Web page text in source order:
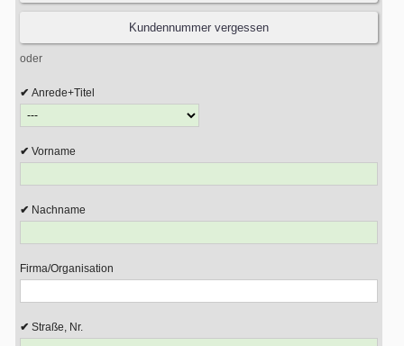
oder
Anrede+Titel
Vorname
Nachname
Firma/Organisation
Straße, Nr.